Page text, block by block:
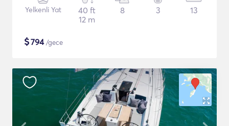
Yelkenli Yat
40 ft
12 m
8 3 13
$794/gece